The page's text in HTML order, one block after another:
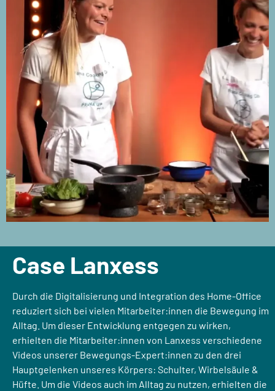
Case Lanxess
Durch die Digitalisierung und Integration des Home-Office
reduziert sich bei vielen Mitarbeiter:innen die Bewegung im
Alltag. Um dieser Entwicklung entgegen zu wirken,
erhielten die Mitarbeiter:innen von Lanxess verschiedene
Videos unserer Bewegungs-Expert:innen zu den drei
Hauptgelenken unseres Körpers: Schulter, Wirbelsäule &
Hüfte. Um die Videos auch im Alltag zu nutzen, erhielten die